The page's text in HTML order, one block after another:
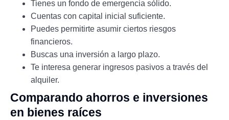
Tienes un fondo de emergencia sólido.
Cuentas con capital inicial suficiente.
Puedes permitirte asumir ciertos riesgos
financieros.
Buscas una inversión a largo plazo.
Te interesa generar ingresos pasivos a través del
alquiler.
Comparando ahorros e inversiones
en bienes raíces